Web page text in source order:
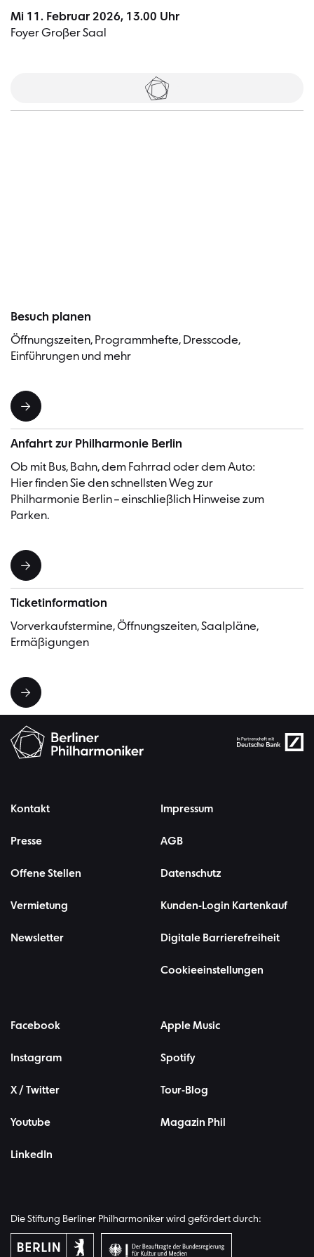
Mi 11. Februar 2026, 13.00 Uhr
Foyer Großer Saal
Tickets
Besuch planen
Öffnungszeiten, Programmhefte, Dresscode,
Einführungen und mehr
Anfahrt zur Philharmonie Berlin
Ob mit Bus, Bahn, dem Fahrrad oder dem Auto:
Hier finden Sie den schnellsten Weg zur
Philharmonie Berlin – einschließlich Hinweise zum
Parken.
Ticketinformation
Vorverkaufstermine, Öffnungszeiten, Saalpläne,
Ermäßigungen
Kontakt
Presse
Offene Stellen
Vermietung
Newsletter
Impressum
AGB
Datenschutz
Kunden-Login Kartenkauf
Digitale Barrierefreiheit
Cookieeinstellungen
Facebook
Instagram
X / Twitter
Youtube
LinkedIn
Apple Music
Spotify
Tour-Blog
Magazin Phil
Die Stiftung Berliner Philharmoniker wird gefördert durch: